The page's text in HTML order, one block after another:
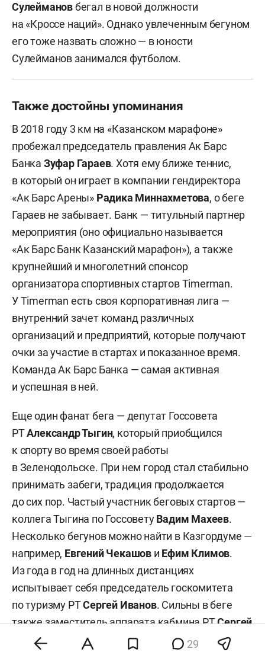
Сулеймановбегал в новой должности
на «Кроссе наций». Однако увлеченным бегуном
его тоже назвать сложно — в юности
Сулейманов занимался футболом.
Также достойны упоминания
В 2018 году 3 км на «Казанском марафоне»
пробежал председатель правления Ак Барс
Банка Зуфар Гараев. Хотя ему ближе теннис,
в который он играет в компании гендиректора
«Ак Барс Арены» Радика Миннахметова, о беге
Гараев не забывает. Банк — титульный партнер
мероприятия (оно официально называется
«Ак Барс Банк Казанский марафон»), а также
крупнейший и многолетний спонсор
организатора спортивных стартов Timerman.
У Timerman есть своя корпоративная лига —
внутренний зачет команд различных
организаций и предприятий, которые получают
очки за участие в стартах и показанное время.
Команда Ак Барс Банка — самая активная
и успешная в ней.
Еще один фанат бега — депутат Госсовета
РТАлександр Тыгин, который приобщился
к спорту во время своей работы
в Зеленодольске. При нем город стал стабильно
принимать забеги, традиция продолжается
до сих пор. Частый участник беговых стартов —
коллега Тыгина по ГоссоветуВадим Махеев.
Несколько бегунов можно найти в Казгордуме —
например, Евгений Чекашов и Ефим Климов.
Из года в год на длинных дистанциях
испытывает себя председатель госкомитета
по туризму РТСергей Иванов. Сильны в беге
также заместитель аппарата кабмина РТСергей
Коростелев
и помощник президента РТ
Газинур
29